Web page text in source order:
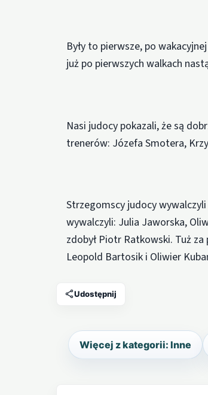
Były to pierwsze, po
już po pierwszych walkach
Nasi judocy pokazali, że są
trenerów: Józefa Smotera,
Strzegomscy judocy
wywalczyli: Julia Jaworska,
zdobył Piotr Ratkowski. Tuż
Leopold Bartosik i Oliwier
Udostępnij
Więcej z kategorii: Inne